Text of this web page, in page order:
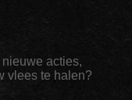
acties,
vlees te halen?